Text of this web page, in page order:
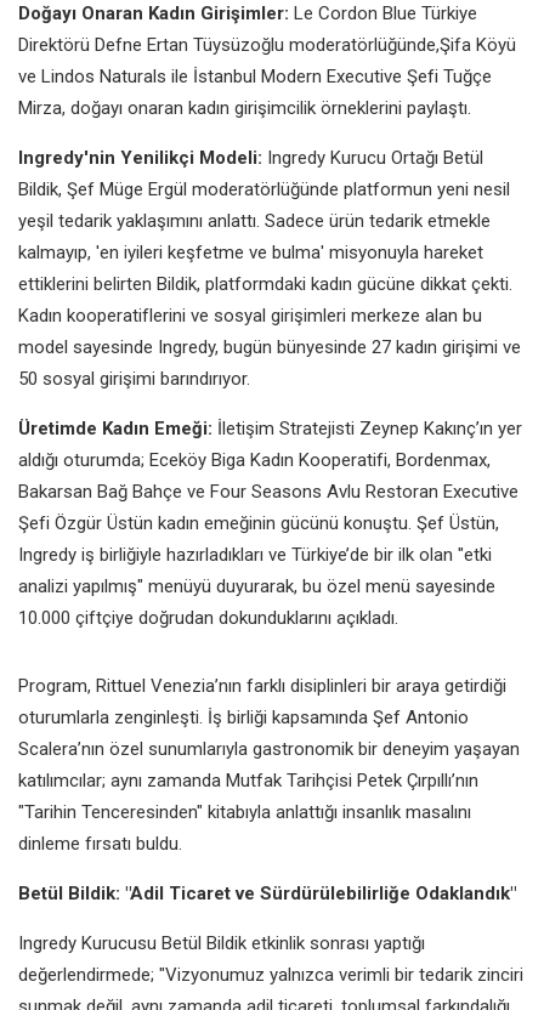
Doğayı Onaran Kadın Girişimler: Le Cordon Blue Türkiye
Direktörü Defne Ertan Tüysüzoğlu moderatörlüğünde,Şifa Köyü
ve Lindos Naturals ile İstanbul Modern Executive Şefi Tuğçe
Mirza, doğayı onaran kadın girişimcilik örneklerini paylaştı.
Ingredy'nin Yenilikçi Modeli: Ingredy Kurucu Ortağı Betül
Bildik, Şef Müge Ergül moderatörlüğünde platformun yeni nesil
yeşil tedarik yaklaşımını anlattı. Sadece ürün tedarik etmekle
kalmayıp, 'en iyileri keşfetme ve bulma' misyonuyla hareket
ettiklerini belirten Bildik, platformdaki kadın gücüne dikkat çekti.
Kadın kooperatiflerini ve sosyal girişimleri merkeze alan bu
model sayesinde Ingredy, bugün bünyesinde 27 kadın girişimi ve
50 sosyal girişimi barındırıyor.
Üretimde Kadın Emeği: İletişim Stratejisti Zeynep Kakınç’ın yer
aldığı oturumda; Eceköy Biga Kadın Kooperatifi, Bordenmax,
Bakarsan Bağ Bahçe ve Four Seasons Avlu Restoran Executive
Şefi Özgür Üstün kadın emeğinin gücünü konuştu. Şef Üstün,
Ingredy iş birliğiyle hazırladıkları ve Türkiye’de bir ilk olan "etki
analizi yapılmış" menüyü duyurarak, bu özel menü sayesinde
10.000 çiftçiye doğrudan dokunduklarını açıkladı.
Program, Rittuel Venezia’nın farklı disiplinleri bir araya getirdiği
oturumlarla zenginleşti. İş birliği kapsamında Şef Antonio
Scalera’nın özel sunumlarıyla gastronomik bir deneyim yaşayan
katılımcılar; aynı zamanda Mutfak Tarihçisi Petek Çırpıllı’nın
"Tarihin Tenceresinden" kitabıyla anlattığı insanlık masalını
dinleme fırsatı buldu.
Betül Bildik: "Adil Ticaret ve Sürdürülebilirliğe Odaklandık"
Ingredy Kurucusu Betül Bildik etkinlik sonrası yaptığı
değerlendirmede; "Vizyonumuz yalnızca verimli bir tedarik zinciri